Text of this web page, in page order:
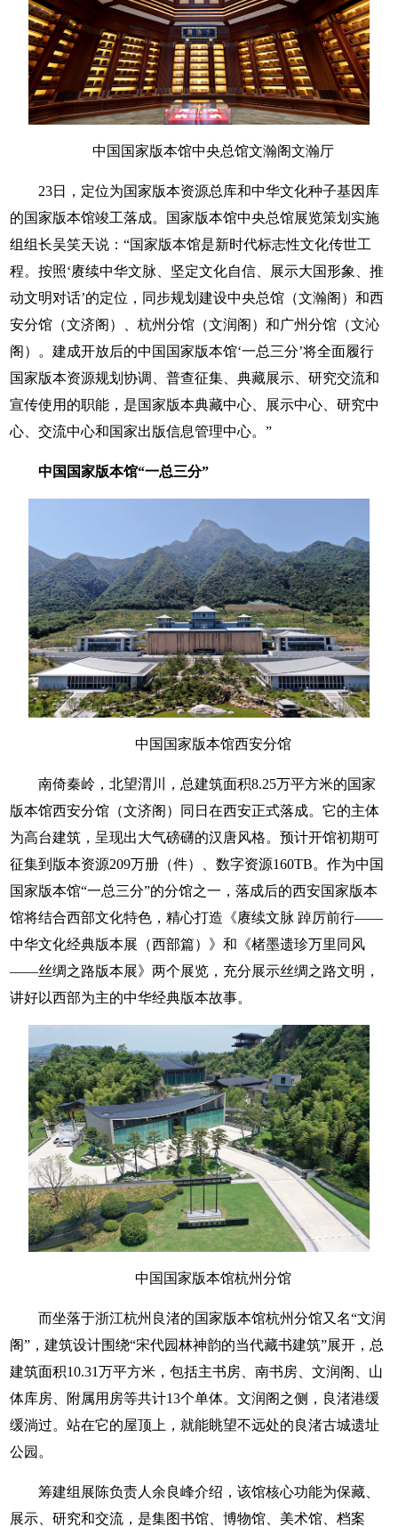
中国国家版本馆中央总馆文瀚阁文瀚厅
23日，定位为国家版本资源总库和中华文化种子基因库
的国家版本馆竣工落成。国家版本馆中央总馆展览策划实施
组组长吴笑天说：“国家版本馆是新时代标志性文化传世工
程。按照‘赓续中华文脉、坚定文化自信、展示大国形象、推
动文明对话’的定位，同步规划建设中央总馆（文瀚阁）和西
安分馆（文济阁）、杭州分馆（文润阁）和广州分馆（文沁
阁）。建成开放后的中国国家版本馆‘一总三分’将全面履行
国家版本资源规划协调、普查征集、典藏展示、研究交流和
宣传使用的职能，是国家版本典藏中心、展示中心、研究中
心、交流中心和国家出版信息管理中心。”
中国国家版本馆“一总三分”
中国国家版本馆西安分馆
南倚秦岭，北望渭川，总建筑面积8.25万平方米的国家
版本馆西安分馆（文济阁）同日在西安正式落成。它的主体
为高台建筑，呈现出大气磅礴的汉唐风格。预计开馆初期可
征集到版本资源209万册（件）、数字资源160TB。作为中国
国家版本馆“一总三分”的分馆之一，落成后的西安国家版本
馆将结合西部文化特色，精心打造《赓续文脉 踔厉前行——
中华文化经典版本展（西部篇）》和《楮墨遗珍万里同风
——丝绸之路版本展》两个展览，充分展示丝绸之路文明，
讲好以西部为主的中华经典版本故事。
中国国家版本馆杭州分馆
而坐落于浙江杭州良渚的国家版本馆杭州分馆又名“文润
阁”，建筑设计围绕“宋代园林神韵的当代藏书建筑”展开，总
建筑面积10.31万平方米，包括主书房、南书房、文润阁、山
体库房、附属用房等共计13个单体。文润阁之侧，良渚港缓
缓淌过。站在它的屋顶上，就能眺望不远处的良渚古城遗址
公园。
筹建组展陈负责人余良峰介绍，该馆核心功能为保藏、
展示、研究和交流，是集图书馆、博物馆、美术馆、档案